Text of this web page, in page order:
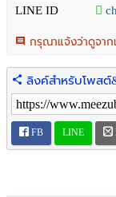
LINE ID
กรุณาแจ้งว่าดูจาก
ลิงค์สำหรับโพสต์
FB LINE